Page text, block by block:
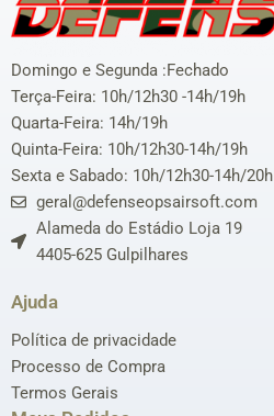
Domingo e Segunda :Fechado
Terça-Feira: 10h/12h30 -14h/19h
Quarta-Feira: 14h/19h
Quinta-Feira: 10h/12h30-14h/19h
Sexta e Sabado: 10h/12h30-14h/20h
geral@defenseopsairsoft.com
Alameda do Estádio Loja 19
4405-625 Gulpilhares
Ajuda
Política de privacidade
Processo de Compra
Termos Gerais